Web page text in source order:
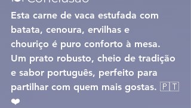
Esta carne de vaca estufada com
batata, cenoura, ervilhas e
chouriço é puro conforto à mesa.
Um prato robusto, cheio de tradição
e sabor português, perfeito para
partilhar com quem mais gostas. 🇵🇹
❤️